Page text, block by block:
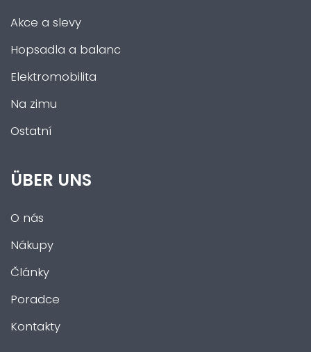
Akce a slevy
Hopsadla a balanc
Elektromobilita
Na zimu
Ostatní
ÜBER UNS
O nás
Nákupy
Články
Poradce
Kontakty